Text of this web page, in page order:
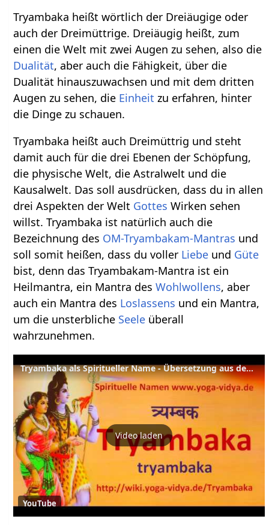
Tryambaka heißt wörtlich der Dreiäugige oder
auch der Dreimüttrige. Dreiäugig heißt, zum
einen die Welt mit zwei Augen zu sehen, also die
Dualität, aber auch die Fähigkeit, über die
Dualität hinauszuwachsen und mit dem dritten
Augen zu sehen, die Einheit zu erfahren, hinter
die Dinge zu schauen.
Tryambaka heißt auch Dreimüttrig und steht
damit auch für die drei Ebenen der Schöpfung,
die physische Welt, die Astralwelt und die
Kausalwelt. Das soll ausdrücken, dass du in allen
drei Aspekten der Welt Gottes Wirken sehen
willst. Tryambaka ist natürlich auch die
Bezeichnung des OM-Tryambakam-Mantras und
soll somit heißen, dass du voller Liebe und Güte
bist, denn das Tryambakam-Mantra ist ein
Heilmantra, ein Mantra desWohlwollens, aber
auch ein Mantra des Loslassens und ein Mantra,
um die unsterbliche Seele überall
wahrzunehmen.
Tryambaka als Spiritueller Name - Übersetzung aus dem Sanskrit und Erläuterung
Video laden
YouTube